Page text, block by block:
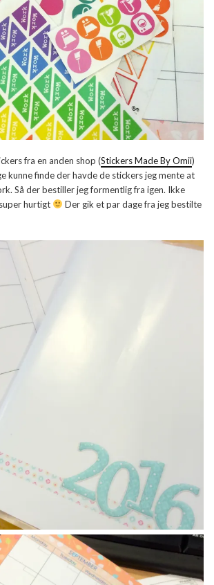
fra en anden shop (Stickers Made By Omii)
kunne finde der havde de stickers jeg mente at
Så der bestiller jeg formentlig fra igen. Ikke
hurtigt
Der gik et par dage fra jeg bestilte